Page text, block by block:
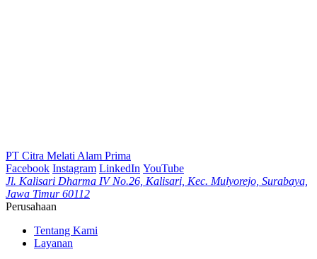
PT Citra Melati Alam Prima
Facebook Instagram LinkedIn YouTube
Jl. Kalisari Dharma IV No.26, Kalisari, Kec. Mulyorejo, Surabaya,
Jawa Timur 60112
Perusahaan
Tentang Kami
Layanan